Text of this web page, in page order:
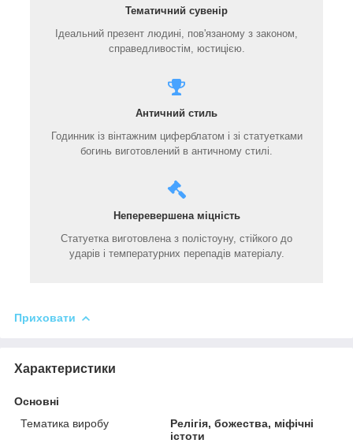
Тематичний сувенір
Ідеальний презент людині, пов'язаному з законом,
справедливостім, юстицією.
Античний стиль
Годинник із вінтажним циферблатом і зі статуетками
богинь виготовлений в античному стилі.
Неперевершена міцність
Статуетка виготовлена з полістоуну, стійкого до
ударів і температурних перепадів матеріалу.
Приховати
Характеристики
Основні
Тематика виробу
Релігія, божества, міфічні
істоти